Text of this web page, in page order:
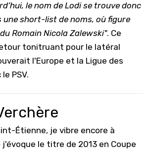
le nom de Lodi se trouve donc
une short-list de noms, où figure
Romain Nicola Zalewski". Ce
tonitruant pour le latéral
l'Europe et la Ligue des
PSV.
Étienne, je vibre encore à
le titre de 2013 en Coupe